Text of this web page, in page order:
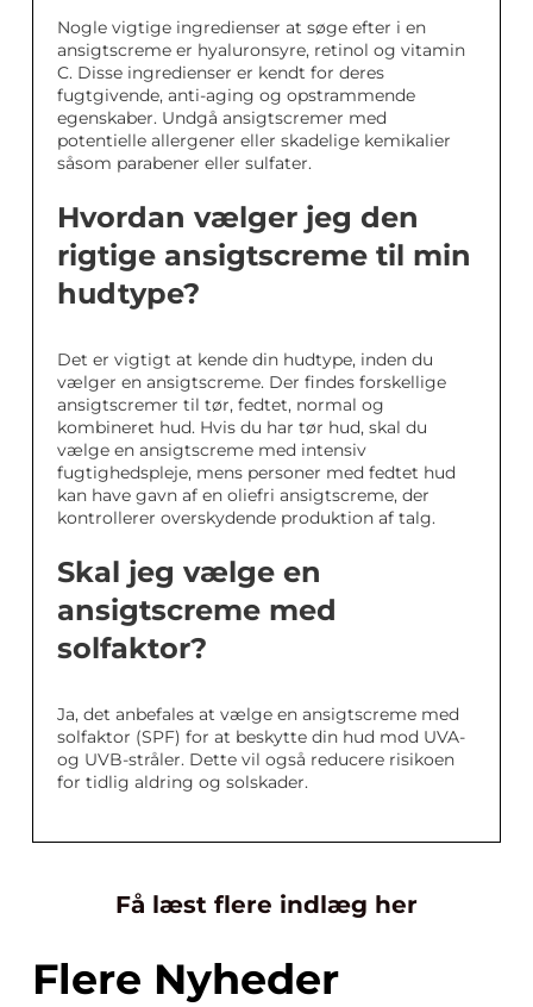
Nogle vigtige ingredienser at søge efter i en
ansigtscreme er hyaluronsyre, retinol og vitamin
C. Disse ingredienser er kendt for deres
fugtgivende, anti-aging og opstrammende
egenskaber. Undgå ansigtscremer med
potentielle allergener eller skadelige kemikalier
såsom parabener eller sulfater.
Hvordan vælger jeg den
rigtige ansigtscreme til min
hudtype?
Det er vigtigt at kende din hudtype, inden du
vælger en ansigtscreme. Der findes forskellige
ansigtscremer til tør, fedtet, normal og
kombineret hud. Hvis du har tør hud, skal du
vælge en ansigtscreme med intensiv
fugtighedspleje, mens personer med fedtet hud
kan have gavn af en oliefri ansigtscreme, der
kontrollerer overskydende produktion af talg.
Skal jeg vælge en
ansigtscreme med
solfaktor?
Ja, det anbefales at vælge en ansigtscreme med
solfaktor (SPF) for at beskytte din hud mod UVA-
og UVB-stråler. Dette vil også reducere risikoen
for tidlig aldring og solskader.
Få læst flere indlæg her
Flere Nyheder